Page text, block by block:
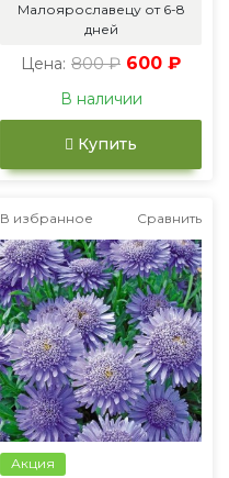
Малоярославецу от 6-8
дней
Цена: 800 ₽ 600 ₽
В наличии
Купить
В избранное Сравнить
Акция